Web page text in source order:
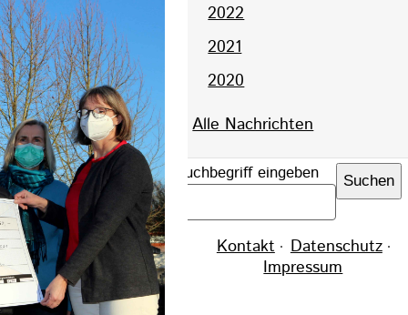
2022
2021
2020
Alle Nachrichten
Suchbegriff eingeben Suchen
überspringen
Kontakt
Datenschutz
Impressum